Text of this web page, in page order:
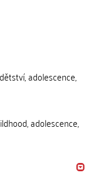
adolescence,
adolescence,